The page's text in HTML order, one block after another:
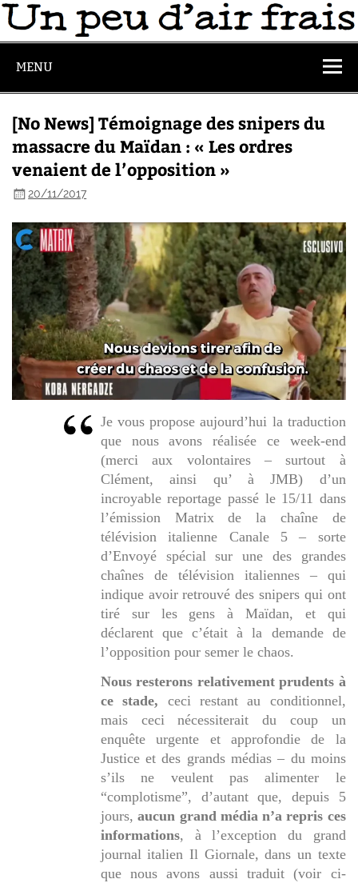
MENU
[No News] Témoignage des snipers du
massacre du Maïdan : « Les ordres
venaient de l’opposition »
20/11/2017
Je vous propose aujourd’hui la traduction
que nous avons réalisée ce week-end
(merci aux volontaires – surtout à
Clément, ainsi qu’ à JMB) d’un
incroyable reportage passé le 15/11 dans
l’émission Matrix de la chaîne de
télévision italienne Canale 5 – sorte
d’Envoyé spécial sur une des grandes
chaînes de télévision italiennes – qui
indique avoir retrouvé des snipers qui ont
tiré sur les gens à Maïdan, et qui
déclarent que c’était à la demande de
l’opposition pour semer le chaos.
Nous resterons relativement prudents à
ce stade, ceci restant au conditionnel,
mais ceci nécessiterait du coup un
enquête urgente et approfondie de la
Justice et des grands médias – du moins
s’ils ne veulent pas alimenter le
“complotisme”, d’autant que, depuis 5
jours,aucun grand média n’a repris ces
informations, à l’exception du grand
journal italien Il Giornale, dans un texte
que nous avons aussi traduit (voir ci-